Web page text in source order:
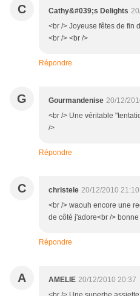
C Cathy&#039;s Delights
<br /> Joyeuse fêtes de fin
<br /> <br />
Répondre
G Gourmandenise 20/12/
<br /> Une véritable
/>
Répondre
C christele 20/12/2010 21:10
<br /> waouh encore une
de côté j'adore<br />
Répondre
A AMELIE 20/12/2010 20:37